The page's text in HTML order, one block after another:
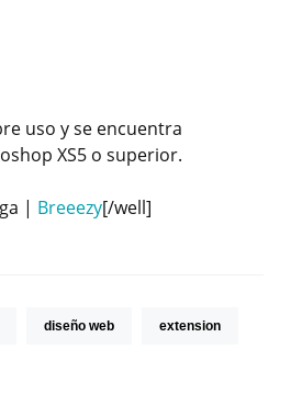
uso y se encuentra
XS5 o superior.
| Breeezy[/well]
diseño web extension